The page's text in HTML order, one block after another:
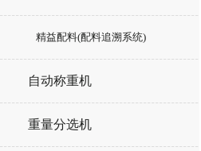
精益配料(配料追溯系统)
自动称重机
重量分选机